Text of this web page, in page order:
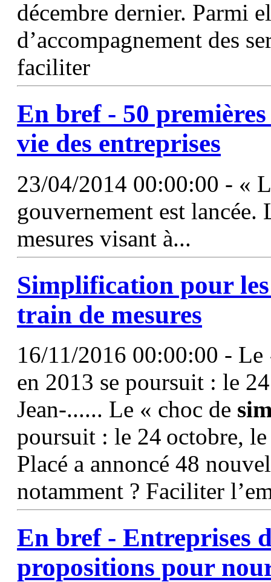
décembre dernier. Parmi
d’accompagnement des
faciliter
En bref - 50
vie des entreprises
23/04/2014 00:00:00 - «
gouvernement est
mesures visant à...
Simplification pour
train de mesures
16/11/2016 00:00:00 -
en 2013 se poursuit : le
Jean-...... Le « choc de
poursuit : le 24 octobre,
Placé a annoncé 48
notamment ? Faciliter
En bref - Entreprises
propositions pour